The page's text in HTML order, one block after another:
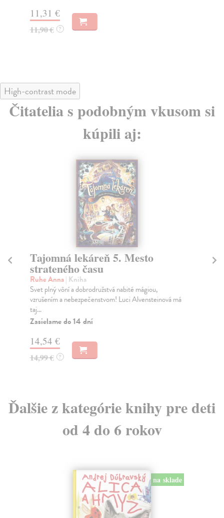
11,31 €
11,90 € ?
High-contrast mode
Čitatelia s podobným vkusom si
kúpili aj:
Tajomná lekáreň 5. Mesto
strateného času
Ruhe Anna| Kniha
Svet plný vôní a dobrodružstvá nabité mágiou,
vzrušením a nebezpečenstvom! Luci Alvensteinová má
taj...
Zasielame do 14 dní
14,54 €
14,99 € ?
Ďalšie z kategórie knihy pre deti
od 4 do 6 rokov
na sklade